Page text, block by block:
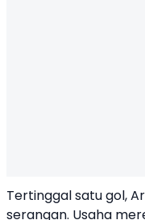
Tertinggal satu gol,
serangan. Usaha